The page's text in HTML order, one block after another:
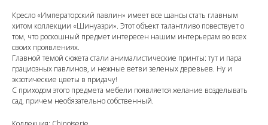
Кресло «Императорский павлин» имеет все шансы стать главным
хитом коллекции «Шинуазри». Этот объект талантливо повествует о
том, что роскошный предмет интересен нашим интерьерам во всех
своих проявлениях.
Главной темой сюжета стали анималистические принты: тут и пара
грациозных павлинов, и нежные ветви зеленых деревьев. Ну и
экзотические цветы в придачу!
С приходом этого предмета мебели появляется желание возделывать
сад, причем необязательно собственный.